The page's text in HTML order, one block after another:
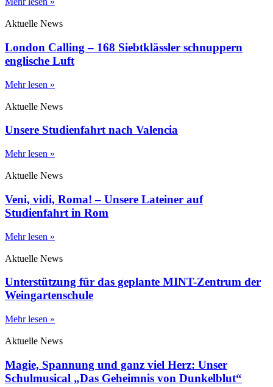
Aktuelle News
London Calling – 168 Siebtklässler schnuppern
englische Luft
Mehr lesen »
Aktuelle News
Unsere Studienfahrt nach Valencia
Mehr lesen »
Aktuelle News
Veni, vidi, Roma! – Unsere Lateiner auf
Studienfahrt in Rom
Mehr lesen »
Aktuelle News
Unterstützung für das geplante MINT-Zentrum der
Weingartenschule
Mehr lesen »
Aktuelle News
Magie, Spannung und ganz viel Herz: Unser
Schulmusical „Das Geheimnis von Dunkelblut“